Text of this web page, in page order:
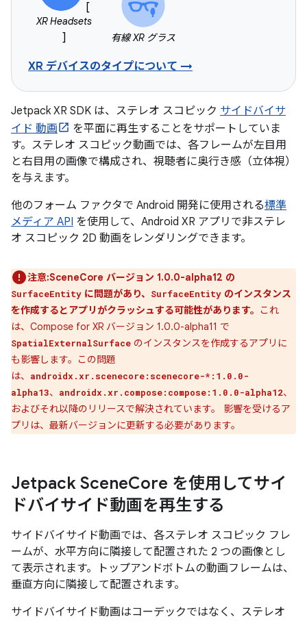
[
XR Headsets
] 有線 XR グラス
XR デバイスのタイプについて →
Jetpack XR SDK は、ステレオ スコピック サイドバイサ
イド 動画
を平面に再生することをサポートしていま
す。ステレオ スコピック動画では、各フレームが左目用
と右目用の画像で構成され、視聴者に奥行き感（立体視）
を与えます。
他のフォーム ファクタで Android 開発に使用される標準
メディア API を使用して、Android XR アプリで非ステレ
オ スコピック 2D 動画をレンダリングできます。
注意:SceneCore バージョン 1.0.0-alpha12 の
SurfaceEntity に問題があり、 SurfaceEntity のインスタンス
を作成するとアプリがクラッシュする可能性があります。
これ
は、Compose for XR バージョン 1.0.0-alpha11 で
SpatialExternalSurface のインスタンスを作成するアプリに
も影響します。この問題
は、
androidx.xr.scenecore:scenecore-*:1.0.0-
alpha13、 androidx.xr.compose:compose:1.0.0-alpha12、
およびそれ以降のリリースで解決されています。 影響を受けるア
プリは、最新バージョンに更新する必要があります。
Jetpack SceneCore を使用してサイ
ドバイサイド動画を再生する
サイドバイサイド動画では、各ステレオ スコピック フレ
ームが、水平方向に隣接して配置された 2 つの画像とし
て表示されます。トップアンドボトムの動画フレームは、
垂直方向に隣接して配置されます。
サイドバイサイド動画はコーデックではなく、ステレオ